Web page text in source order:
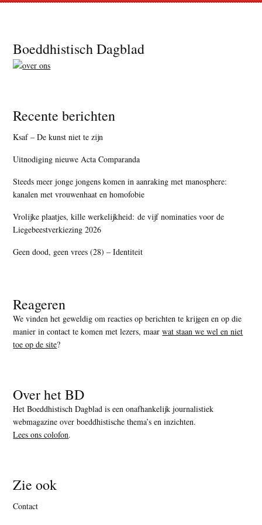
Footer
Boeddhistisch Dagblad
Recente berichten
Ksaf – De kunst niet te zijn
Uitnodiging nieuwe Acta Comparanda
Steeds meer jonge jongens komen in aanraking met manosphere:
kanalen met vrouwenhaat en homofobie
Vrolijke plaatjes, kille werkelijkheid: de vijf nominaties voor de
Liegebeestverkiezing 2026
Geen dood, geen vrees (28) – Identiteit
Reageren
We vinden het geweldig om reacties op berichten te krijgen en op die
manier in contact te komen met lezers, maarwat staan we wel en niet
toe op de site?
Over het BD
Het Boeddhistisch Dagblad is een onafhankelijk journalistiek
webmagazine over boeddhistische thema’s en inzichten.
Lees ons colofon.
Zie ook
Contact